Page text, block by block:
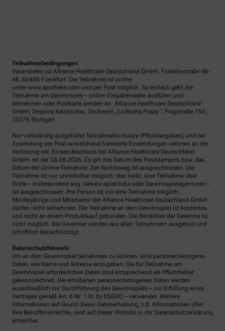
Teilnahmebedingungen
Veranstalter ist Alliance Healthcare Deutschland GmbH, Franklinstraße 46-
48, 60486 Frankfurt. Die Teilnahme ist online
unter www.apotheke.com und per Post möglich. So einfach geht die
Teilnahme am Gewinnspiel – online Eingabemaske ausfüllen und
teilnehmen oder Postkarte senden an: Alliance Healthcare Deutschland
GmbH, Despina Kalaitzidou, Stichwort „La Roche Posay“, Pragstraße 154,
70376 Stuttgart.
Nur vollständig ausgefüllte Teilnahmeformulare (Pflichtangaben) und bei
Zusendung per Post ausreichend frankierte Einsendungen nehmen an der
Verlosung teil. Einsendeschluss bei Alliance Healthcare Deutschland
GmbH, ist der 28.08.2026. Es gilt das Datum des Poststempels bzw. das
Datum der Online-Teilnahme. Der Rechtsweg ist ausgeschlossen. Die
Teilnahme ist nur unmittelbar möglich; das heißt, eine Teilnahme über
Dritte – insbesondere sog. Gewinnspielclubs oder Gewinnspielagenturen –
ist ausgeschlossen. Pro Person ist nur eine Teilnahme möglich.
Minderjährige und Mitarbeiter der Alliance Healthcare Deutschland GmbH
dürfen nicht teilnehmen. Die Teilnahme an dem Gewinnspiel ist kostenlos
und nicht an einem Produktkauf gebunden. Die Barablöse der Gewinne ist
nicht möglich. Die Gewinner werden aus allen Teilnehmern ausgelost und
schriftlich benachrichtigt.
Datenschutzhinweis
Um an dem Gewinnspiel teilnehmen zu können, sind personenbezogene
Daten, wie Name und Adresse anzugeben. Die für Teilnahme am
Gewinnspiel erforderlichen Daten sind entsprechend als Pflichtfelder
gekennzeichnet. Die erhobenen personenbezogenen Daten werden
ausschließlich zur Durchführung des Gewinnspiels – zur Erfüllung eines
Vertrages gemäß Art. 6 Nr. 1 lit. b) DSGVO – verwendet. Weitere
Informationen auf Grund dieser Datenerhebung, z.B. Informationen über
Ihre Betroffenenrechte, sind auf dieser Website in der Datenschutzerklärung
einsehbar.